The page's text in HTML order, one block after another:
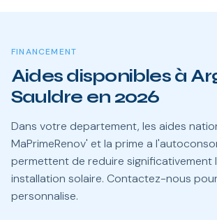
FINANCEMENT
Aides disponibles à
Sauldre en 2026
Dans votre departement, les aides
MaPrimeRenov' et la prime a
permettent de reduire significativement
installation solaire. Contactez-nous
personnalise.